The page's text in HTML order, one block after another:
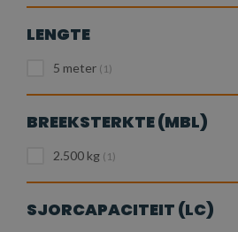
LENGTE
5 meter (1)
BREEKSTERKTE (MBL)
2.500 kg (1)
SJORCAPACITEIT (LC)